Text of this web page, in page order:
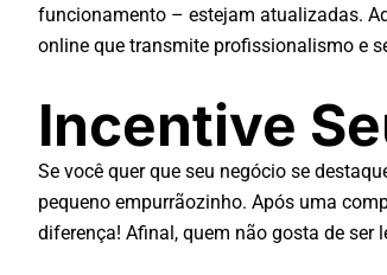
funcionamento – estejam atualizadas.
online que transmite profissionalismo e
Incentive
Se você quer que seu negócio se
pequeno empurrãozinho. Após uma
diferença! Afinal, quem não gosta de ser